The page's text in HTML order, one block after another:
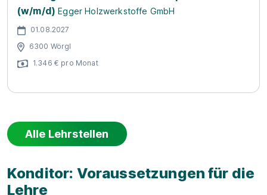
(w/m/d) Egger Holzwerkstoffe GmbH
01.08.2027
6300 Wörgl
1.346 € pro Monat
Alle Lehrstellen
Konditor: Voraussetzungen für die
Lehre